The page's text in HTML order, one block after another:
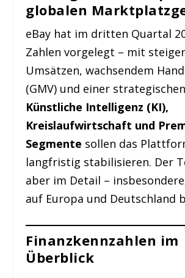
eBay in Europa
und Deutschland
KI-Offensive: eBay
Agentic AI
globalen
eBay hat im dritten Quartal
Zahlen vorgelegt – mit
Umsätzen, wachsendem
(GMV) und einer
Künstliche Intelligenz (KI),
Kreislaufwirtschaft und
Segmente sollen das
langfristig stabilisieren. Der
aber im Detail –
auf Europa und Deutschland
Finanzkennzahlen im
Überblick